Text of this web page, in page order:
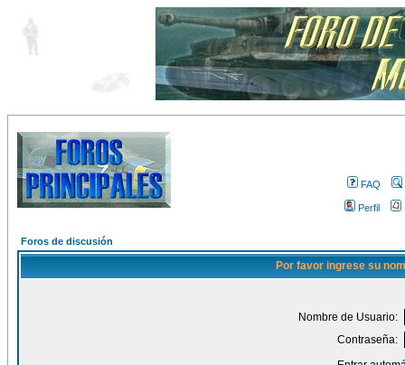
FAQ
Perfil
Foros de discusión
Por favor ingrese su
Nombre de Usuario:
Contraseña: